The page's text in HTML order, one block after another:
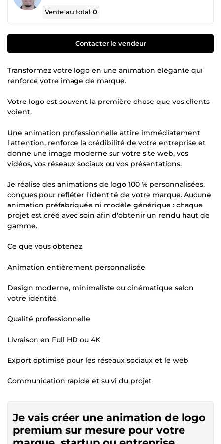
Vente au total0
Contacter le vendeur
Transformez votre logo en une animation élégante qui
renforce votre image de marque.
Votre logo est souvent la première chose que vos clients
voient.
Une animation professionnelle attire immédiatement
l'attention, renforce la crédibilité de votre entreprise et
donne une image moderne sur votre site web, vos
vidéos, vos réseaux sociaux ou vos présentations.
Je réalise des animations de logo 100 % personnalisées,
conçues pour refléter l'identité de votre marque. Aucune
animation préfabriquée ni modèle générique : chaque
projet est créé avec soin afin d'obtenir un rendu haut de
gamme.
Ce que vous obtenez
Animation entièrement personnalisée
Design moderne, minimaliste ou cinématique selon
votre identité
Qualité professionnelle
Livraison en Full HD ou 4K
Export optimisé pour les réseaux sociaux et le web
Communication rapide et suivi du projet
Je vais créer une animation de logo
premium sur mesure pour votre